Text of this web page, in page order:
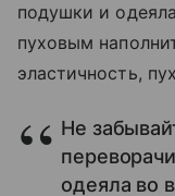
подушки и
пуховым
эластичность,
Не
одеяла во